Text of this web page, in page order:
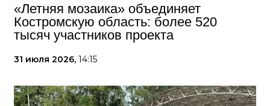
«Летняя мозаика» объединяет
Костромскую область: более 520
тысяч участников проекта
31 июля 2026, 14:15